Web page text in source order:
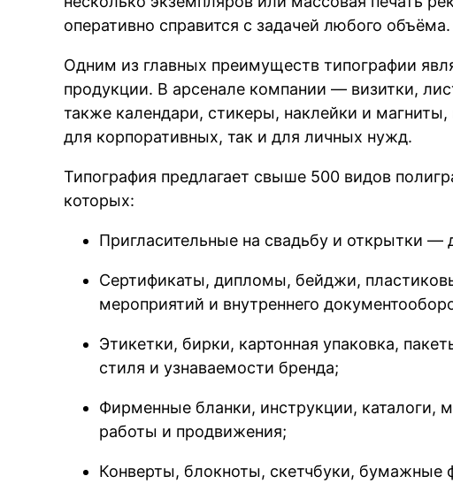
оперативно справится с задачей любого объёма.
Одним из главных преимуществ типографии
продукции. В арсенале компании — визитки,
также календари, стикеры, наклейки и
для корпоративных, так и для личных нужд.
Типография предлагает свыше 500 видов
которых:
Пригласительные на свадьбу и открытки
Сертификаты, дипломы, бейджи,
мероприятий и внутреннего
Этикетки, бирки, картонная упаковка,
стиля и узнаваемости бренда;
Фирменные бланки, инструкции,
работы и продвижения;
Конверты, блокноты, скетчбуки, бумажные